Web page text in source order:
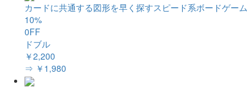
カードに共通する図形を早く探すスピード系ボードゲーム
10%
0FF
ドブル
￥2,200
⇒ ￥1,980